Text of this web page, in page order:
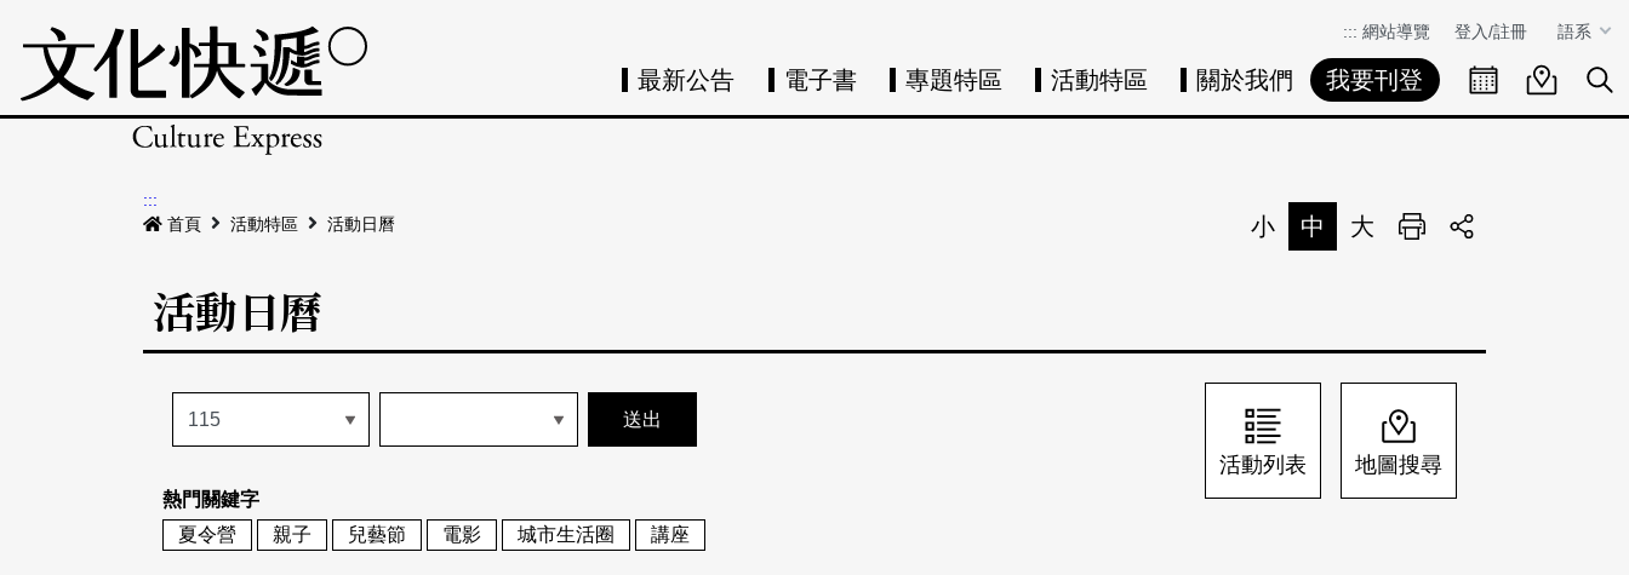
::: 網站導覽 登入/註冊 語系
最新公告 電子書 專題特區 活動特區 關於我們 我要刊登 活動日曆活動地圖展
:::
首頁
活動特區 活動日曆 小 中 大 列印
活動日曆
熱門關鍵字
夏令營
親子 兒藝節 電影 城市生活圈 講座
活動列表 地圖搜尋